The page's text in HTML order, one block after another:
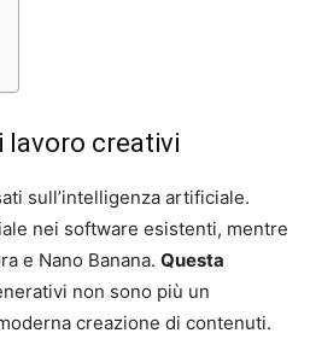
lavoro creativi
sull’intelligenza artificiale.
nei software esistenti, mentre
e Nano Banana. Questa
non sono più un
creazione di contenuti.